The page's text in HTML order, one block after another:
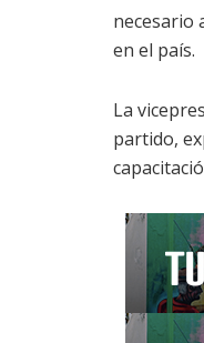
necesario
en el país.
La
partido,